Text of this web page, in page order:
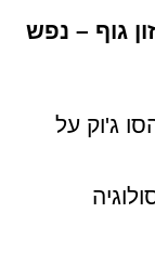
גוף – נפש
ג'וק על